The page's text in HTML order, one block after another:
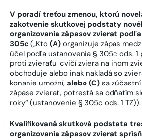
V poradí treťou zmenou, ktorú
zakotvenie skutkovej podstaty
organizovania zápasov zvierat
305c („Kto (A) organizuje zápas
účel podľa ustanovenia § 305c ods. 1
proti zvieraťu, cvičí zviera na inom
obchoduje alebo inak nakladá so
konanie umožní, alebo (C) sa
zápase zvierat, potrestá sa odňatím
roky“ (ustanovenie § 305c ods. 1 TZ)).
Kvalifikovaná skutková podstata
organizovania zápasov zvierat